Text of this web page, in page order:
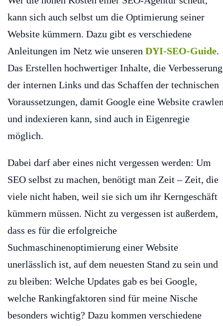
kann sich auch selbst um die Optimierung seiner
Website kümmern. Dazu gibt es verschiedene
Anleitungen im Netz wie unseren DYI-SEO-Guide.
Das Erstellen hochwertiger Inhalte, die Verbesserung
der internen Links und das Schaffen der technischen
Voraussetzungen, damit Google eine Website
und indexieren kann, sind auch in Eigenregie
möglich.
Dabei darf aber eines nicht vergessen werden: Um
SEO selbst zu machen, benötigt man Zeit – Zeit, die
viele nicht haben, weil sie sich um ihr Kerngeschäft
kümmern müssen. Nicht zu vergessen ist außerdem,
dass es für die erfolgreiche
Suchmaschinenoptimierung einer Website
unerlässlich ist, auf dem neuesten Stand zu sein und
zu bleiben: Welche Updates gab es bei Google,
welche Rankingfaktoren sind für meine Nische
besonders wichtig? Dazu kommen verschiedene